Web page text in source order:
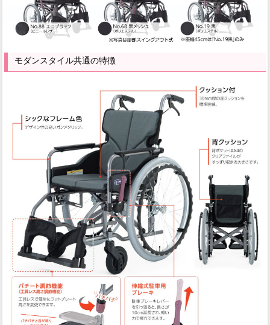
モダンスタイル共通の特徴